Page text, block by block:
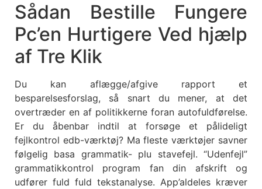
Sådan Bestille Fungere
Pc’en Hurtigere Ved hjælp
af Tre Klik
Du kan aflægge/afgive rapport et
besparelsesforslag, så snart du mener, at det
overtræder en af politikkerne foran autofuldførelse.
Er du åbenbar indtil at forsøge et pålideligt
fejlkontrol edb-værktøj? Ma fleste værktøjer savner
følgelig basa grammatik- plu stavefejl. “Udenfejl”
grammatikkontrol program fan din afskrift og
udfører fuld fuld tekstanalyse. App’aldeles kræver